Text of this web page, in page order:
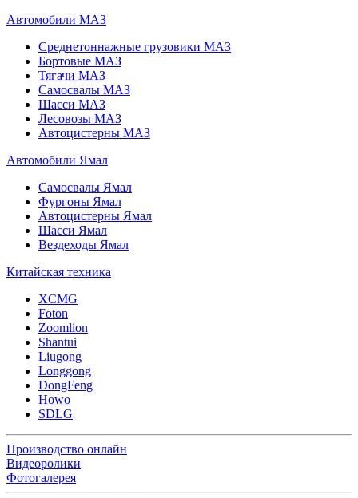
Автомобили МАЗ
Среднетоннажные грузовики МАЗ
Бортовые МАЗ
Тягачи МАЗ
Самосвалы МАЗ
Шасси МАЗ
Лесовозы МАЗ
Автоцистерны МАЗ
Автомобили Ямал
Самосвалы Ямал
Фургоны Ямал
Автоцистерны Ямал
Шасси Ямал
Вездеходы Ямал
Китайская техника
XCMG
Foton
Zoomlion
Shantui
Liugong
Longgong
DongFeng
Howo
SDLG
Производство онлайн
Видеоролики
Фотогалерея